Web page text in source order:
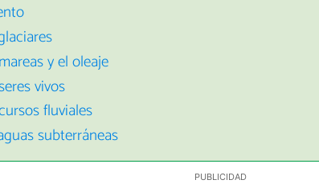
y el oleaje
vivos
fluviales
subterráneas